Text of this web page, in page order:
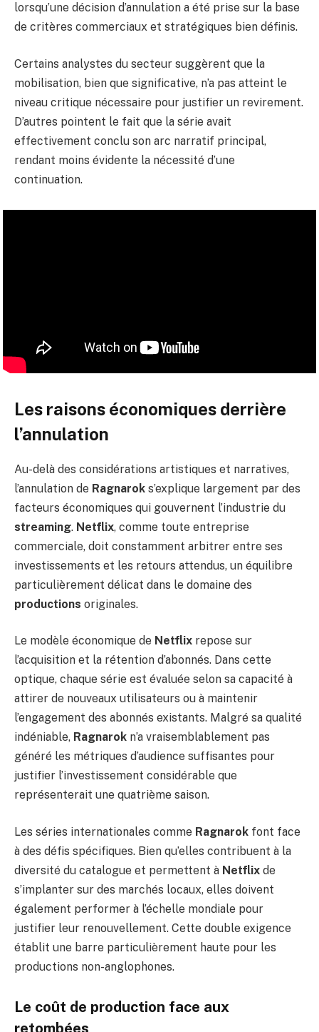
lorsqu’une décision d’annulation a été prise sur la base
de critères commerciaux et stratégiques bien définis.
Certains analystes du secteur suggèrent que la
mobilisation, bien que significative, n’a pas atteint le
niveau critique nécessaire pour justifier un revirement.
D’autres pointent le fait que la série avait
effectivement conclu son arc narratif principal,
rendant moins évidente la nécessité d’une
continuation.
Les raisons économiques derrière
l’annulation
Au-delà des considérations artistiques et narratives,
l’annulation de Ragnarok s’explique largement par des
facteurs économiques qui gouvernent l’industrie du
streaming. Netflix, comme toute entreprise
commerciale, doit constamment arbitrer entre ses
investissements et les retours attendus, un équilibre
particulièrement délicat dans le domaine des
productions originales.
Le modèle économique de Netflix repose sur
l’acquisition et la rétention d’abonnés. Dans cette
optique, chaque série est évaluée selon sa capacité à
attirer de nouveaux utilisateurs ou à maintenir
l’engagement des abonnés existants. Malgré sa qualité
indéniable, Ragnarok n’a vraisemblablement pas
généré les métriques d’audience suffisantes pour
justifier l’investissement considérable que
représenterait une quatrième saison.
Les séries internationales comme Ragnarok font face
à des défis spécifiques. Bien qu’elles contribuent à la
diversité du catalogue et permettent à Netflix de
s’implanter sur des marchés locaux, elles doivent
également performer à l’échelle mondiale pour
justifier leur renouvellement. Cette double exigence
établit une barre particulièrement haute pour les
productions non-anglophones.
Le coût de production face aux
retombées